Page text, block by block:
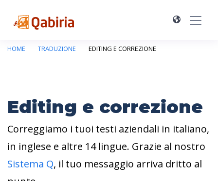
HOME TRADUZIONE EDITING E CORREZIONE
Editing e correzione
Correggiamo i tuoi testi aziendali in italiano,
in inglese e altre 14 lingue. Grazie al nostro
Sistema Q, il tuo messaggio arriva dritto al